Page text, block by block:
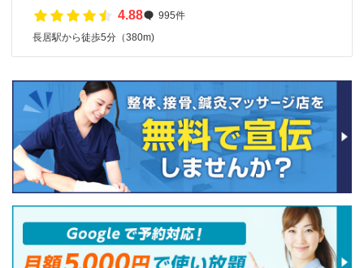
4.88
995件
長居駅から徒歩5分（380m)